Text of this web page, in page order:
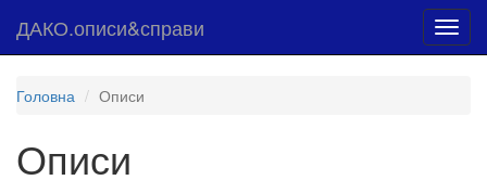
ДАКО.описи&справи
Головна Описи
Описи